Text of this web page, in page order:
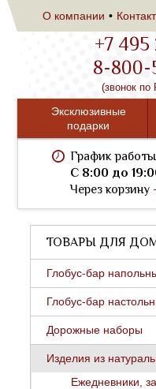
О компании
+7 495
8-800-
(звонок
Эксклюзивные
подарки
График работы
C 8:00 до
Через корзину
ТОВАРЫ ДЛЯ
Глобус-бар
Глобус-бар
Дорожные наборы
Изделия из
Ежедневники,